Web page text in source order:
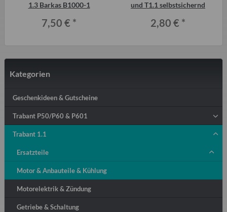
1.3 Barkas B1000-1
7,50 € *
und T1.1 selbstsichernd
2,80 € *
Kategorien
Geschenkideen & Gutscheine
Trabant P50/P60 & P601
Trabant 1.1
Ersatzteile
Motor & Anbauteile & Kühlung
Motorelektrik & Zündung
Getriebe & Schaltung